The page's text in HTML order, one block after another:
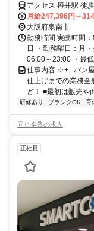
アクセス 樽井駅 徒
月給247,396円～
大阪府泉南市
勤務時間 実働時間
日 ・勤務曜日：月
06:00～23:00 ・最低
仕事内容 ☆+...パン
仕上げまでの業務全
ど！ ■最初は販売や
研修あり ブランクOK 育
同じ企業の求人
正社員